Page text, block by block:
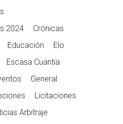
2024
Crónicas
Educación
Elo
Escasa Cuantía
General
Licitaciones
Arbitraje